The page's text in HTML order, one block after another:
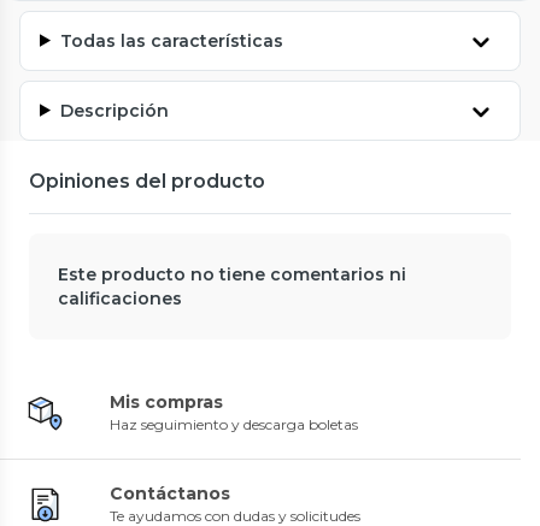
Todas las características
Descripción
Opiniones del producto
Este producto no tiene comentarios ni
calificaciones
Mis compras
Haz seguimiento y descarga boletas
Contáctanos
Te ayudamos con dudas y solicitudes